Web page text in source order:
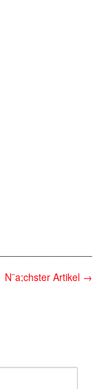
N¨a;chster Artikel →